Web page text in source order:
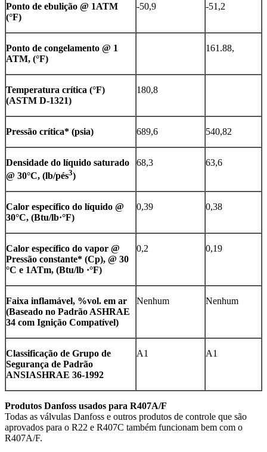
Ponto de ebulição @ 1ATM
(°F)
-50,9 -51,2
Ponto de congelamento @ 1
ATM, (°F)
161.88,
Temperatura crítica (°F)
(ASTM D-1321)
180,8
Pressão crítica* (psia) 689,6 540,82
Densidade do líquido saturado
@ 30°C, (lb/pés3)
68,3 63,6
Calor específico do líquido @
30°C, (Btu/lb·°F)
0,39 0,38
Calor específico do vapor @
Pressão constante* (Cp), @ 30
°C e 1ATm, (Btu/lb ·°F)
0,2 0,19
Faixa inflamável, %vol. em ar
(Baseado no Padrão ASHRAE
34 com Ignição Compatível)
Nenhum Nenhum
Classificação de Grupo de
Segurança de Padrão
ANSIASHRAE 36-1992
A1 A1
Produtos Danfoss usados para R407A/F
Todas as válvulas Danfoss e outros produtos de controle que são
aprovados para o R22 e R407C também funcionam bem com o
R407A/F.